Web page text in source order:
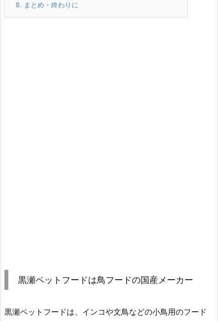
8. まとめ・終わりに
黒瀬ペットフードは鳥フードの国産メーカー
黒瀬ペットフードは、インコや文鳥などの小鳥用のフード